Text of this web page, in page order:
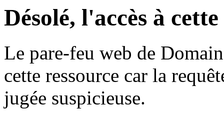
Désolé, l'accès à
Le pare-feu web de
cette ressource car la
jugée suspicieuse.